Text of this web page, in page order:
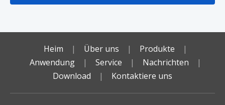
Heim | Über uns | Produkte
|
Anwendung
| Service | Nachrichten
|
Download
| Kontaktiere uns